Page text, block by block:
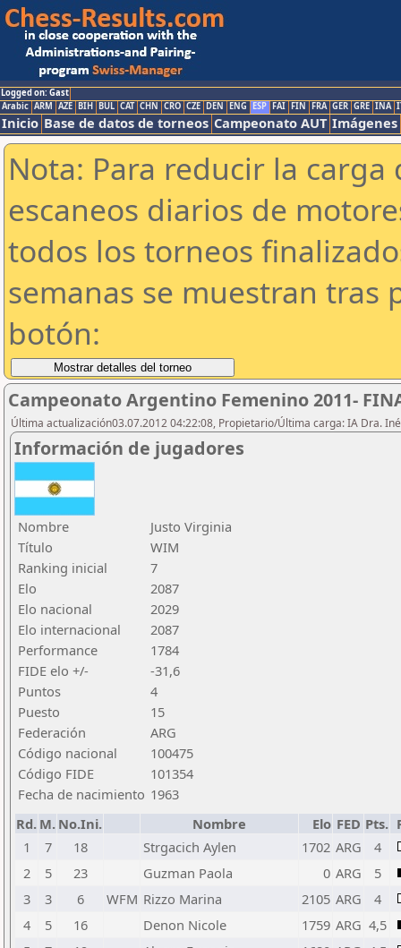
Logged on: Gast
Arabic ARM AZE BIH BUL CAT CHN CRO CZE DEN ENG ESP FAI FIN FRA GER GRE INA
Inicio Base de datos de torneos Campeonato AUT Imágenes
Nota: Para reducir la
escaneos diarios de
todos los torneos
semanas se muestran tras
botón:
Campeonato Argentino Femenino 2011-
Última actualización03.07.2012 04:22:08, Propietario/Última carga: IA Dra.
Información de jugadores
Nombre
Justo Virginia
Título
WIM
Ranking inicial
7
Elo
2087
Elo nacional
2029
Elo internacional
2087
Performance
1784
FIDE elo +/-
-31,6
Puntos
4
Puesto
15
Federación
ARG
Código nacional
100475
Código FIDE
101354
Fecha de nacimiento 1963
Rd. M. No.Ini. Nombre Elo FED Pts.
1
7 18 Strgacich Aylen 1702 ARG
4
2
5 23 Guzman Paola 0 ARG
5
3
3 6 WFM Rizzo Marina 2105 ARG
4
4
5 16 Denon Nicole 1759 ARG 4,5